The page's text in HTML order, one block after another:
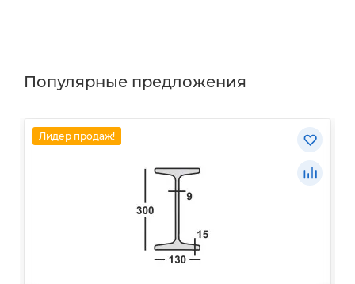
Популярные предложения
Лидер продаж!